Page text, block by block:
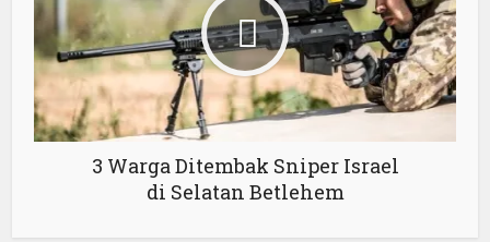
3 Warga Ditembak Sniper Israel
di Selatan Betlehem